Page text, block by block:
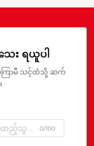
း ရယူပါ
ြာမီ သင့်ထံသို့ ဆက်
0/100